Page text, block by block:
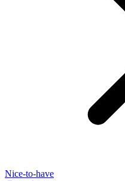
Nice-to-have